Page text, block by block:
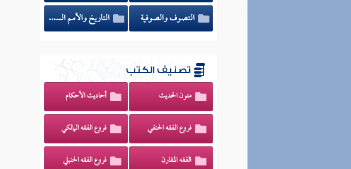
التصوف والصوفية
التاريخ والأمم السابقة
تصنيف الكتب
متون الحديث أحاديث الأحكام
فروع الفقه الحنفي فروع الفقه المالكي
الفقه المقارن فروع الفقه الحنبلي